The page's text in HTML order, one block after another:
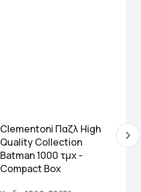
Clementoni Παζλ High
Quality Collection
Batman 1000 τμχ -
Compact Box